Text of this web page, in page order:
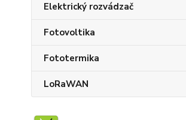
Elektrický rozvádzač
Fotovoltika
Fototermika
LoRaWAN